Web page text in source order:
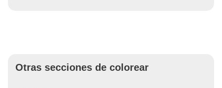
Otras secciones de colorear